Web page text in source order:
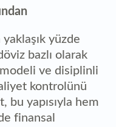
yüzde
bazlı olarak
ve disiplinli
kontrolünü
bu yapısıyla hem
finansal